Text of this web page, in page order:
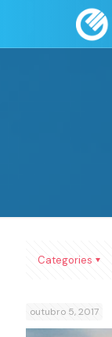
Categories
outubro 5, 2017